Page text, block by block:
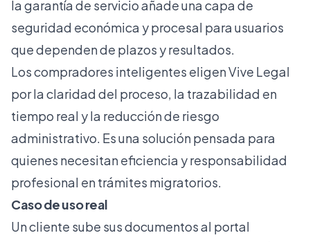
la garantía de servicio añade una capa de
seguridad económica y procesal para usuarios
que dependen de plazos y resultados.
Los compradores inteligentes eligen Vive Legal
por la claridad del proceso, la trazabilidad en
tiempo real y la reducción de riesgo
administrativo. Es una solución pensada para
quienes necesitan eficiencia y responsabilidad
profesional en trámites migratorios.
Caso de uso real
Un cliente sube sus documentos al portal